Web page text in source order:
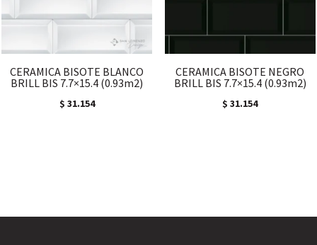
CERAMICA BISOTE BLANCO
BRILL BIS 7.7×15.4 (0.93m2)
$ 31.154
CERAMICA BISOTE NEGRO
BRILL BIS 7.7×15.4 (0.93m2)
$ 31.154